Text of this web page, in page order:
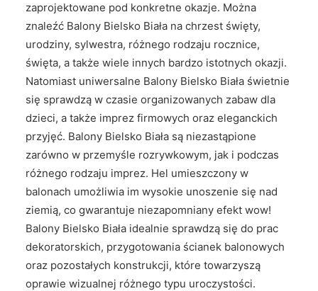
zaprojektowane pod konkretne okazje. Można
znaleźć Balony Bielsko Biała na chrzest święty,
urodziny, sylwestra, różnego rodzaju rocznice,
święta, a także wiele innych bardzo istotnych okazji.
Natomiast uniwersalne Balony Bielsko Biała świetnie
się sprawdzą w czasie organizowanych zabaw dla
dzieci, a także imprez firmowych oraz eleganckich
przyjęć. Balony Bielsko Biała są niezastąpione
zarówno w przemyśle rozrywkowym, jak i podczas
różnego rodzaju imprez. Hel umieszczony w
balonach umożliwia im wysokie unoszenie się nad
ziemią, co gwarantuje niezapomniany efekt wow!
Balony Bielsko Biała idealnie sprawdzą się do prac
dekoratorskich, przygotowania ścianek balonowych
oraz pozostałych konstrukcji, które towarzyszą
oprawie wizualnej różnego typu uroczystości.